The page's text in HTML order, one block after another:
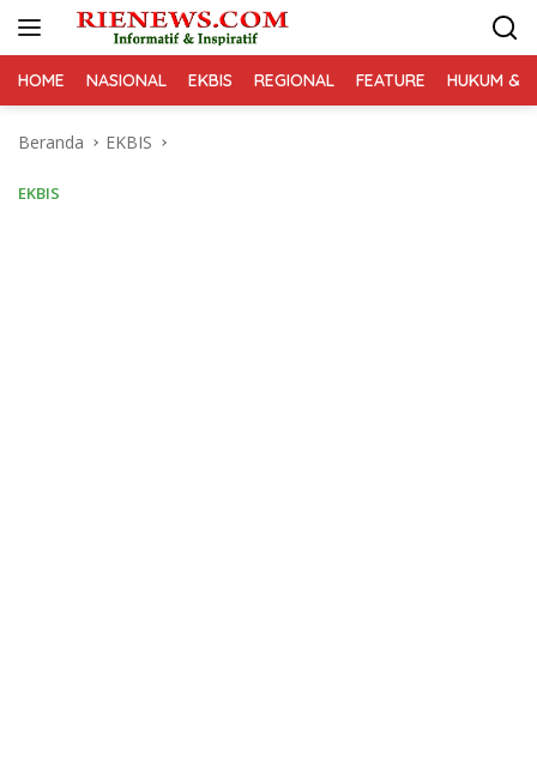
HOME NASIONAL EKBIS REGIONAL FEATURE HUKUM &
Beranda EKBIS
EKBIS